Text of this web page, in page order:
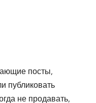
посты,
публиковать
не продавать,